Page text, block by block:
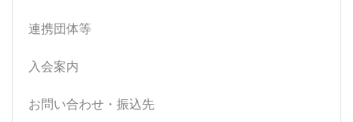
連携団体等
入会案内
お問い合わせ・振込先